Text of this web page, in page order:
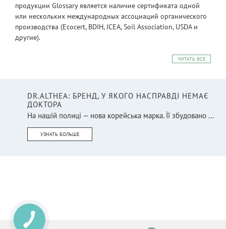
продукции Glossary является наличие сертификата одной
или нескольких международных ассоциаций органического
производства (Ecocert, BDIH, ICEA, Soil Association, USDA и
другие).
ЧИТАТЬ ВСЕ
DR.ALTHEA: БРЕНД, У ЯКОГО НАСПРАВДІ НЕМАЄ
ДОКТОРА
На нашій полиці — нова корейська марка. Її збудовано ...
УЗНАТЬ БОЛЬШЕ